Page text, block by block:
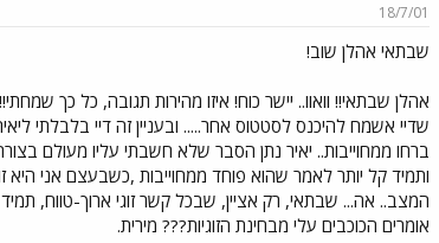
18/7/01
שבתאי אהלן שוב!
אהלן שבתאי!! וואוו.. יישר כוח! איזו מהירות תגובה, כל כך
שדיי אשמח להיכנס לסטטוס אחר..... ובעניין זה דיי בלבלתי
ברחו ממחוייבות.. יאיר נתן הסבר שלא חשבתי עליו מעולם
ותמיד קל יותר לאמר שהוא פוחד ממחוייבות ,כשבעצם אני
המצב.. אה... שבתאי, רק אציין, שבכל קשר זוגי ארוך-טווח,
אומרים הכוכבים עלי מבחינת הזוגיות??? מירית.